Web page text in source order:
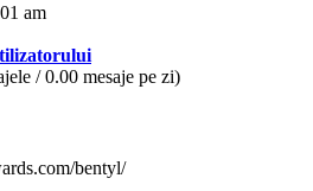
am
/ 0.00 mesaje pe zi)
bentyl/